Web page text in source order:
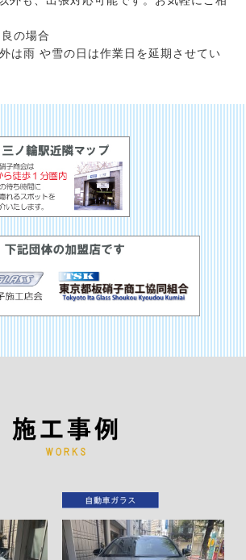
の場合
は雨 や雪の日は作業日を延期させてい